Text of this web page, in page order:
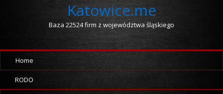
Katowice.me
Baza 22524 firm z województwa śląskiego
Home
RODO